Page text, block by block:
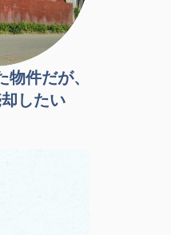
件だが、
したい